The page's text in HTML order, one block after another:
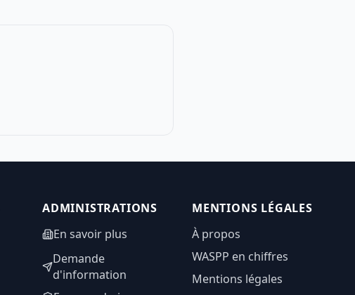
ADMINISTRATIONS
En savoir plus
Demande
d'information
MENTIONS LÉGALES
À propos
WASPP en chiffres
Mentions légales